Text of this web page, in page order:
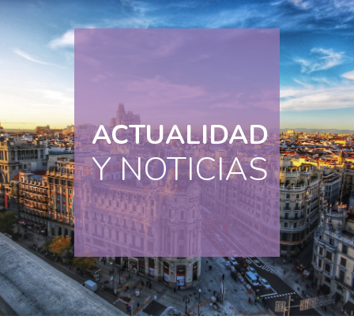
Y NOTICIAS
ACTUALIDAD